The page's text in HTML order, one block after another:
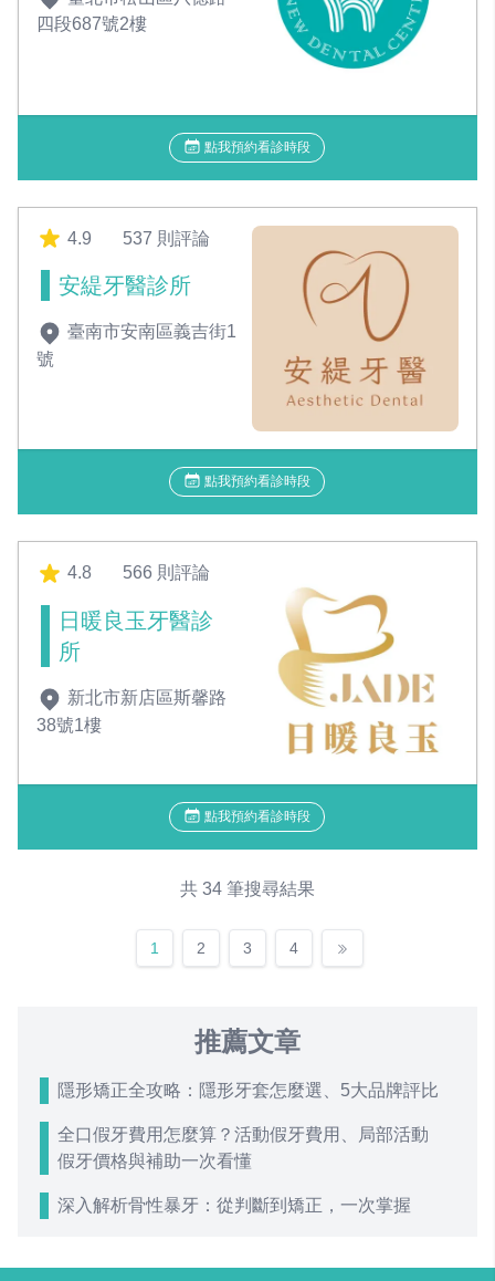
四段687號2樓
點我預約看診時段
4.9 537 則評論
安緹牙醫診所
臺南市安南區義吉街1
號
點我預約看診時段
4.8 566 則評論
日暖良玉牙醫診
所
新北市新店區斯馨路
38號1樓
點我預約看診時段
共 34 筆搜尋結果
1 2 3 4
推薦文章
隱形矯正全攻略：隱形牙套怎麼選、5大品牌評比
全口假牙費用怎麼算？活動假牙費用、局部活動
假牙價格與補助一次看懂
深入解析骨性暴牙：從判斷到矯正，一次掌握